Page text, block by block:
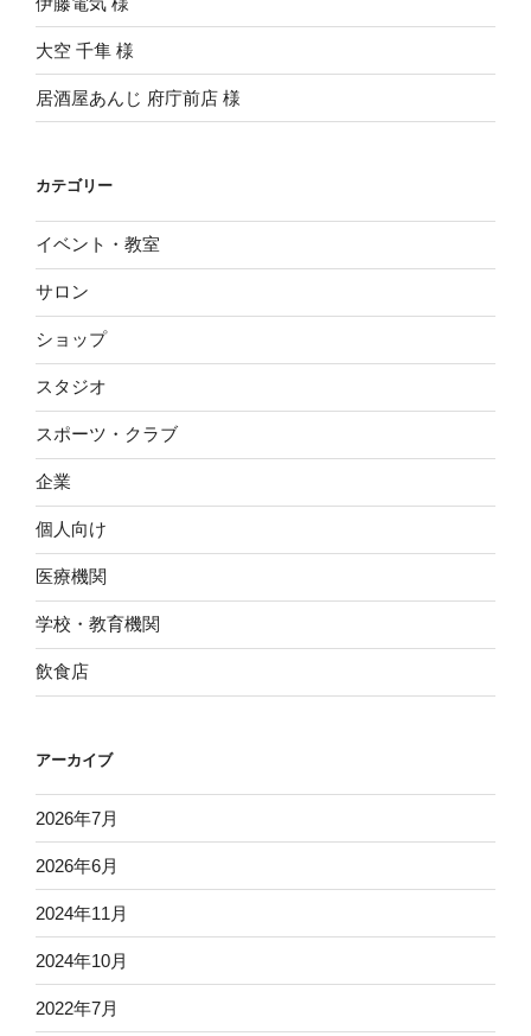
大空 千隼 様
居酒屋あんじ 府庁前店 様
カテゴリー
イベント・教室
サロン
ショップ
スタジオ
スポーツ・クラブ
企業
個人向け
医療機関
学校・教育機関
飲食店
アーカイブ
2026年7月
2026年6月
2024年11月
2024年10月
2022年7月